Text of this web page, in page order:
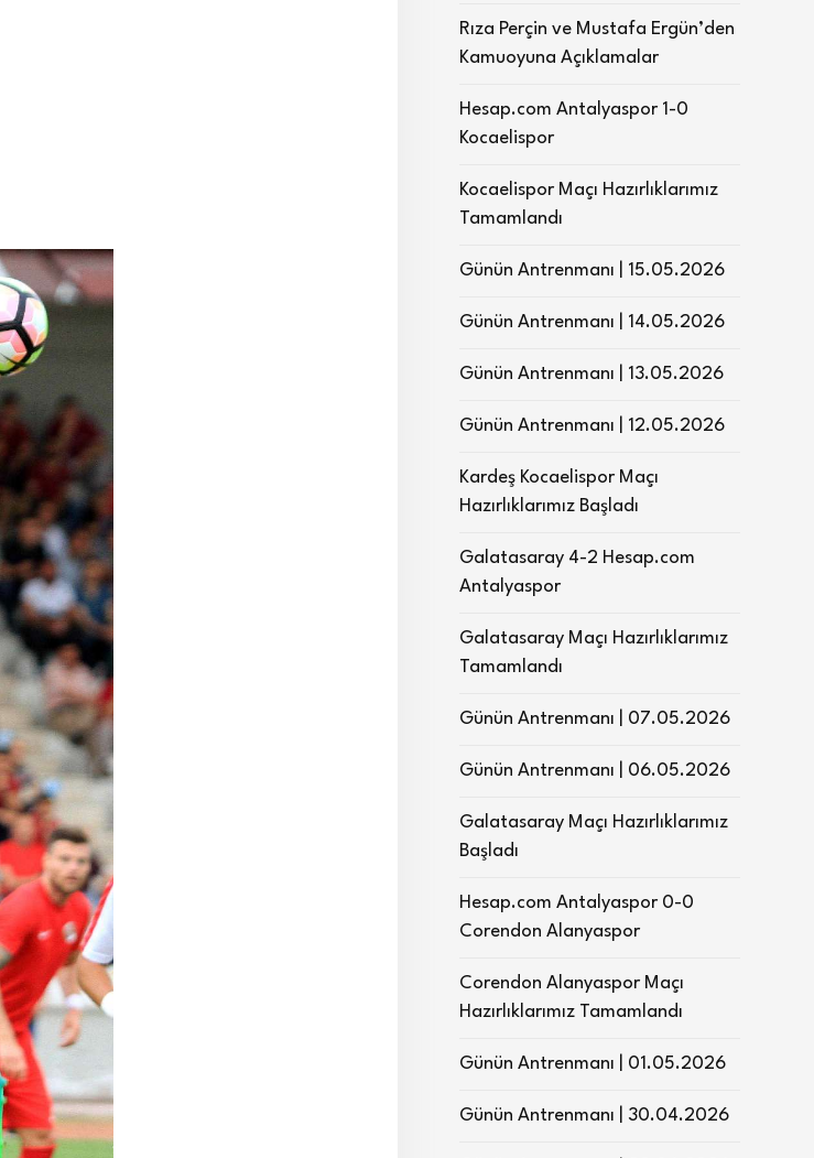
Rıza Perçin ve Mustafa Ergün’den
Kamuoyuna Açıklamalar
Hesap.com Antalyaspor 1-0
Kocaelispor
Kocaelispor Maçı Hazırlıklarımız
Tamamlandı
Günün Antrenmanı | 15.05.2026
Günün Antrenmanı | 14.05.2026
Günün Antrenmanı | 13.05.2026
Günün Antrenmanı | 12.05.2026
Kardeş Kocaelispor Maçı
Hazırlıklarımız Başladı
Galatasaray 4-2 Hesap.com
Antalyaspor
Galatasaray Maçı Hazırlıklarımız
Tamamlandı
Günün Antrenmanı | 07.05.2026
Günün Antrenmanı | 06.05.2026
Galatasaray Maçı Hazırlıklarımız
Başladı
Hesap.com Antalyaspor 0-0
Corendon Alanyaspor
Corendon Alanyaspor Maçı
Hazırlıklarımız Tamamlandı
Günün Antrenmanı | 01.05.2026
Günün Antrenmanı | 30.04.2026